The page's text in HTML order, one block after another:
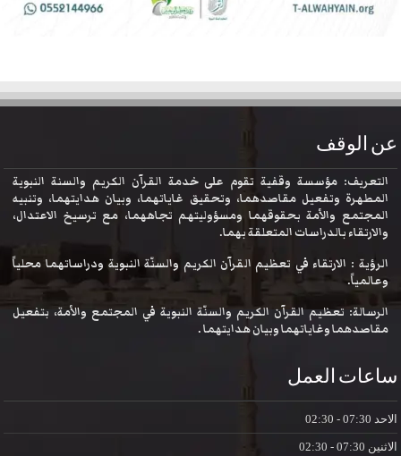
عن الوقف
التعريف: مؤسسة وقفية تقوم على خدمة القرآن الكريم والسنة النبوية
المطهرة وتفعيل مقاصدهما، وتحقيق غاياتهما، وبيان هدايتهما، وتنبيه
المجتمع والأمة بحقوقهما ومسؤوليتهم تجاههما، مع ترسيخ الاعتدال،
والارتقاء بالدراسات المتعلقة بهما.
الرؤية : الارتقاء في تعظيم القرآن الكريم والسنّة النبوية ودراساتهما محلياً
وعالمياً.
الرسالة: تعظيم القرآن الكريم والسنّة النبوية في المجتمع والأمة، بتفعيل
مقاصدهما وغاياتهما وبيان هدايتهما .
ساعات العمل
الاحد
الاثنين